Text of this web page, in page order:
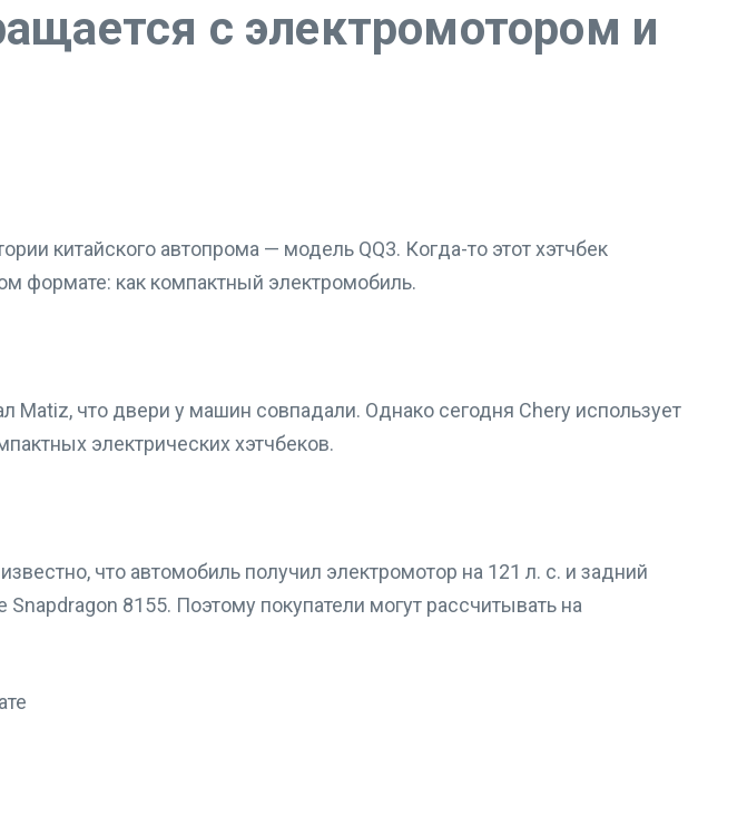
с электромотором и
китайского автопрома — модель QQ3. Когда-то этот хэтчбек
формате: как компактный электромобиль.
что двери у машин совпадали. Однако сегодня Chery использует
электрических хэтчбеков.
что автомобиль получил электромотор на 121 л. с. и задний
8155. Поэтому покупатели могут рассчитывать на